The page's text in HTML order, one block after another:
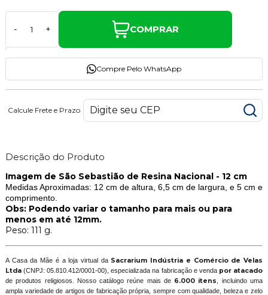
- + COMPRAR
Compre Pelo WhatsApp
Calcule Frete e Prazo
Descrição do Produto
Imagem de São Sebastião de Resina Nacional - 12 cm
Medidas Aproximadas: 12 cm de altura, 6,5 cm de largura, e 5 cm e
comprimento.
Obs: Podendo variar o tamanho para mais ou para
menos em até 12mm.
Peso: 111 g.
A Casa da Mãe é a loja virtual daSacrarium Indústria e Comércio de Velas
Ltda(CNPJ: 05.810.412/0001-00), especializada na fabricação e venda por atacado
de produtos religiosos. Nosso catálogo reúne mais de 6.000 itens
, incluindo uma
ampla variedade de artigos de fabricação própria, sempre com qualidade, beleza e zelo